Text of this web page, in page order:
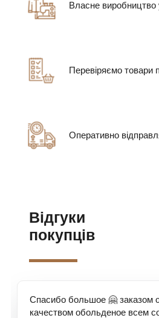
Власне виробництво
Перевіряємо товари
Оперативно
Відгуки
покупців
Спасибо большое 🤗 заказом
качеством обольденое всем